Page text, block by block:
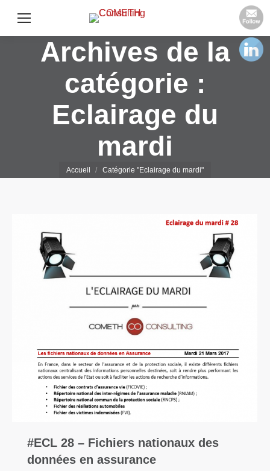
Archives de la
catégorie :
Eclairage du
mardi
Vous êtes ici :
Accueil Catégorie "Eclairage du mardi"
#ECL 28 – Fichiers nationaux des
données en assurance